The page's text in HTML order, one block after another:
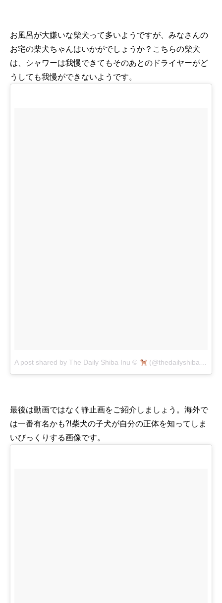
お風呂が大嫌いな柴犬って多いようですが、みなさんの
お宅の柴犬ちゃんはいかがでしょうか？こちらの柴犬
は、シャワーは我慢できてもそのあとのドライヤーがど
うしても我慢ができないようです。
A post shared by The Daily Shiba Inu © (@thedailyshibainu)
最後は動画ではなく静止画をご紹介しましょう。海外で
は一番有名かも?!柴犬の子犬が自分の正体を知ってしま
いびっくりする画像です。